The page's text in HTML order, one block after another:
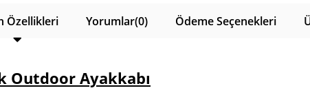
Özellikleri Yorumlar(0) Ödeme Seçenekleri
Outdoor Ayakkabı